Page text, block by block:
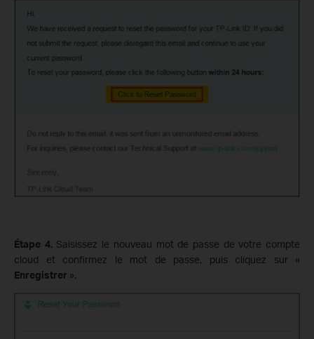
Étape 4.Saisissez le nouveau mot de passe de votre compte
cloud et confirmez le mot de passe, puis cliquez sur «
Enregistrer ».